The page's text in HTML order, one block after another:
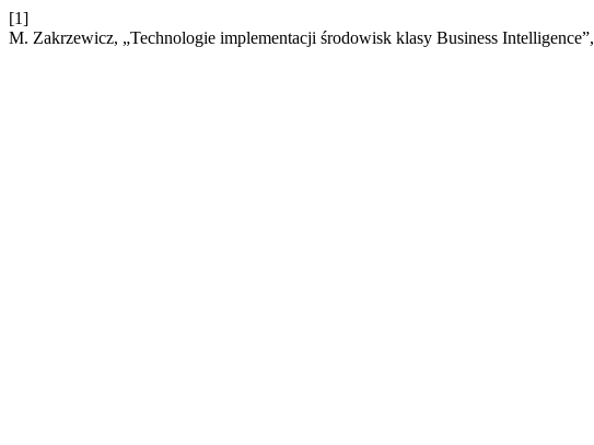
[1]
M. Zakrzewicz, „Technologie implementacji środowisk klasy Business Intelligence”,